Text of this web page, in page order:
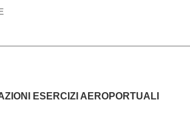
ESERCIZI AEROPORTUALI